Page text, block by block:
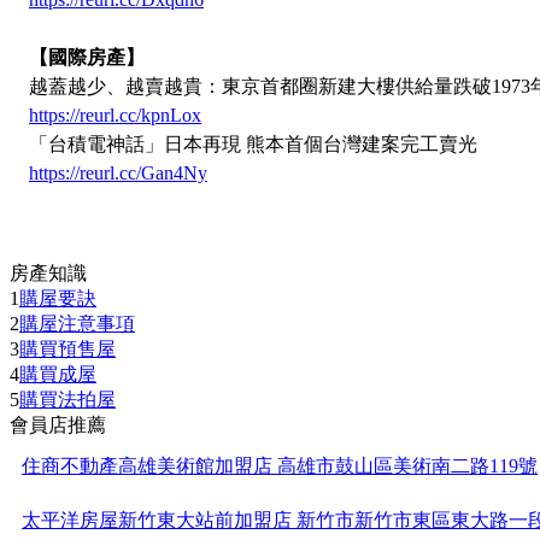
【國際房產】
越蓋越少、越賣越貴：東京首都圈新建大樓供給量跌破1973
https://reurl.cc/kpnLox
「台積電神話」日本再現 熊本首個台灣建案完工賣光
https://reurl.cc/Gan4Ny
房產知識
1 購屋要訣
2購屋注意事項
3購買預售屋
4購買成屋
5購買法拍屋
會員店推薦
住商不動產高雄美術館加盟店 高雄市鼓山區美術南二路119號
太平洋房屋新竹東大站前加盟店 新竹市新竹市東區東大路一